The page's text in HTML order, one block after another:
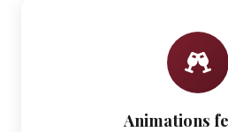
Animations